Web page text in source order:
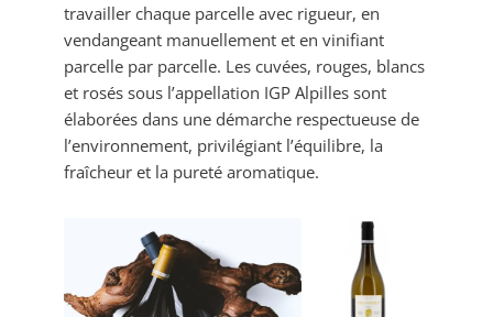
travailler chaque parcelle avec rigueur, en
vendangeant manuellement et en vinifiant
parcelle par parcelle. Les cuvées, rouges, blancs
et rosés sous l’appellation IGP Alpilles sont
élaborées dans une démarche respectueuse de
l’environnement, privilégiant l’équilibre, la
fraîcheur et la pureté aromatique.